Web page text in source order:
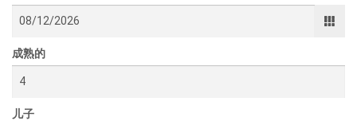
成熟的
儿子